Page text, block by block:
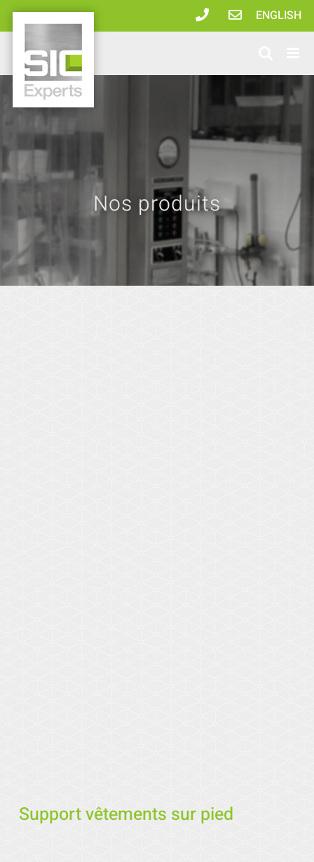
Passer
au
contenu
ENGLISH
Nos produits
Support vêtements sur pied